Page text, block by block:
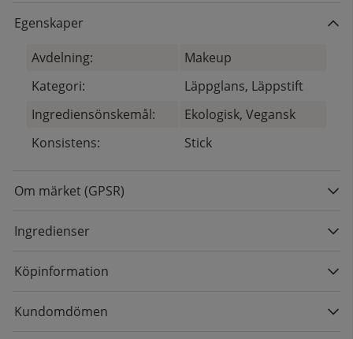
Egenskaper
Avdelning:
Makeup
Kategori:
Läppglans, Läppstift
Ingrediensönskemål:
Ekologisk, Vegansk
Konsistens:
Stick
Om märket (GPSR)
Ingredienser
Köpinformation
Kundomdömen